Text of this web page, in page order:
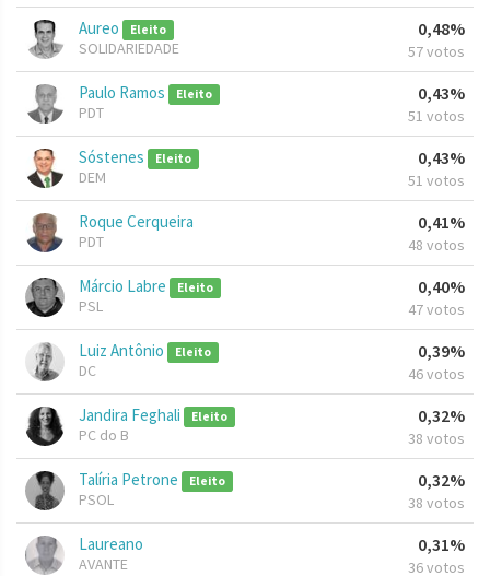
Aureo Eleito
SOLIDARIEDADE
0,48%
57 votos
Paulo Ramos Eleito
PDT
0,43%
51 votos
Sóstenes Eleito
DEM
0,43%
51 votos
Roque Cerqueira
PDT
0,41%
48 votos
Márcio Labre Eleito
PSL
0,40%
47 votos
Luiz Antônio Eleito
DC
0,39%
46 votos
Jandira Feghali Eleito
PC do B
0,32%
38 votos
Talíria Petrone Eleito
PSOL
0,32%
38 votos
Laureano
AVANTE
0,31%
36 votos